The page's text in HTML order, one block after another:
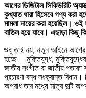
আগের ডিজিটাল সিকিউরিটি
কুখ্যাত ধারা হিসেবে গণ্য করা
মামলা দায়ের করা হয়েছিল। ওই
বাতিল হয়ে যাবে। এছাড়া কিছু
শুধু তাই নয়, নতুন আইনে আগের
হচ্ছে— মুক্তিযুদ্ধ, মুক্তিযুদ্ধের
জাতীয় সংগীত বা জাতীয় পতাকা
প্রচারণা বন্ধ সংক্রান্ত
অপরাধ তার মধ্যে মাত্র দুটি